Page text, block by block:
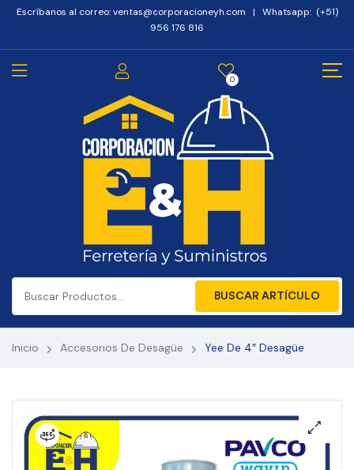
Escríbanos al correo: ventas@corporacioneyh.com | Whatsapp: (+51)
956 176 816
0
BUSCAR ARTÍCULO
Inicio Accesorios De Desagüe Yee De 4″ Desagüe